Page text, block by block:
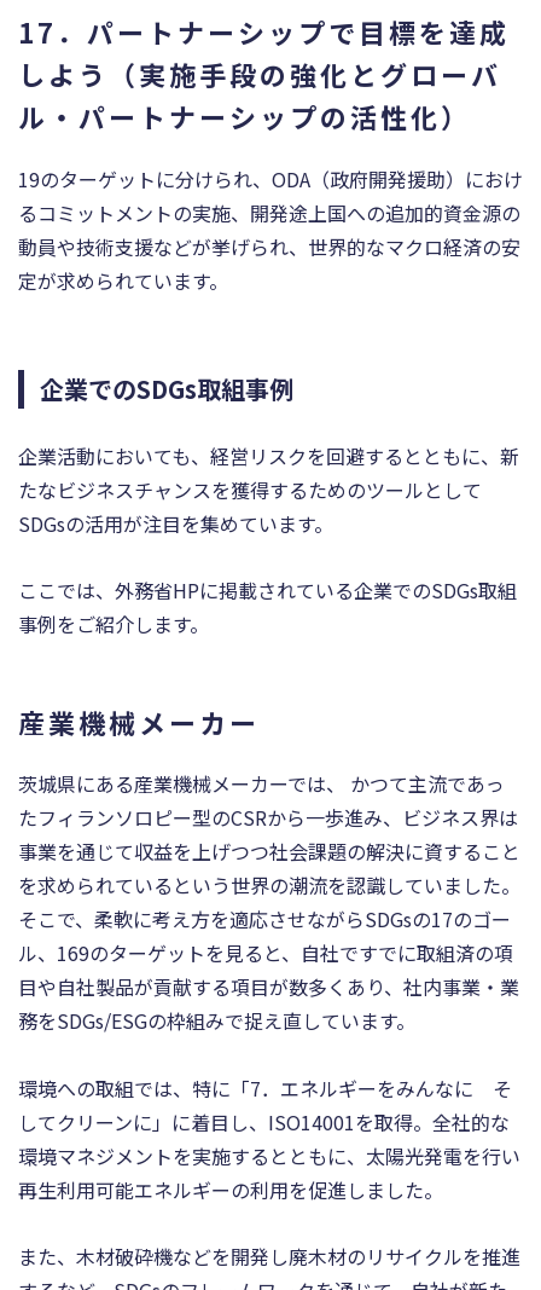
17．パートナーシップで目標を達成
しよう（実施手段の強化とグローバ
ル・パートナーシップの活性化）
19のターゲットに分けられ、ODA（政府開発援助）におけ
るコミットメントの実施、開発途上国への追加的資金源の
動員や技術支援などが挙げられ、世界的なマクロ経済の安
定が求められています。
企業でのSDGs取組事例
企業活動においても、経営リスクを回避するとともに、新
たなビジネスチャンスを獲得するためのツールとして
SDGsの活用が注目を集めています。
ここでは、外務省HPに掲載されている企業でのSDGs取組
事例をご紹介します。
産業機械メーカー
茨城県にある産業機械メーカーでは、 かつて主流であっ
たフィランソロピー型のCSRから⼀歩進み、ビジネス界は
事業を通じて収益を上げつつ社会課題の解決に資すること
を求められているという世界の潮流を認識していました。
そこで、柔軟に考え⽅を適応させながらSDGsの17のゴー
ル、169のターゲットを⾒ると、⾃社ですでに取組済の項
⽬や⾃社製品が貢献する項⽬が数多くあり、社内事業・業
務をSDGs/ESGの枠組みで捉え直しています。
環境への取組では、特に「7．エネルギーをみんなに そ
してクリーンに」に着目し、ISO14001を取得。全社的な
環境マネジメントを実施するとともに、太陽光発電を行い
再生利用可能エネルギーの利用を促進しました。
また、木材破砕機などを開発し廃木材のリサイクルを推進